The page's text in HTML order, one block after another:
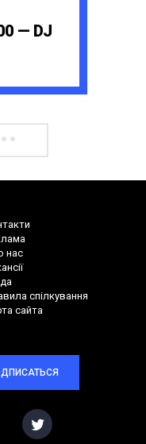
— DJ
нас
спілкування
сайта